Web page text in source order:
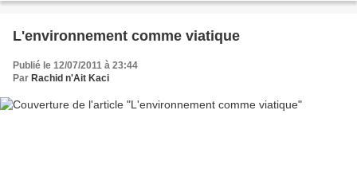
L'environnement comme viatique
Publié le 12/07/2011 à 23:44
Par Rachid n'Ait Kaci